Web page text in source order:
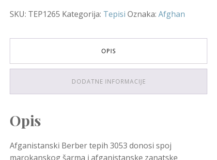
SKU: TEP1265 Kategorija: Tepisi Oznaka: Afghan
OPIS
DODATNE INFORMACIJE
Opis
Afganistanski Berber tepih 3053 donosi spoj
marokanskog šarma i afganistanske zanatske